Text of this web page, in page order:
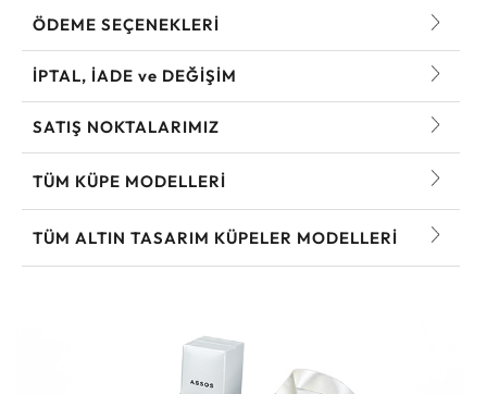
ÖDEME SEÇENEKLERİ
İPTAL, İADE ve DEĞİŞİM
SATIŞ NOKTALARIMIZ
TÜM KÜPE MODELLERI
TÜM ALTIN TASARIM KÜPELER MODELLERI